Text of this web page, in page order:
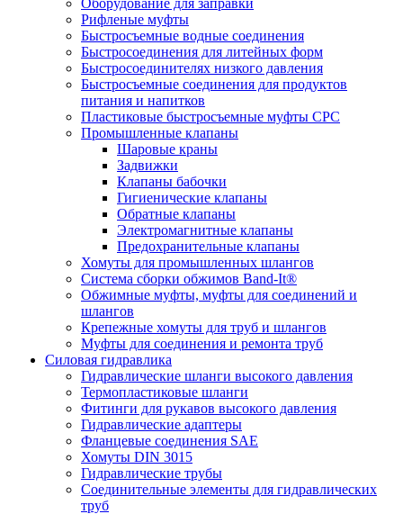
Оборудование для заправки
Рифленые муфты
Быстросъемные водные соединения
Быстросоединения для литейных форм
Быстросоединителях низкого давления
Быстросъемные соединения для продуктов
питания и напитков
Пластиковые быстросъемные муфты CPC
Промышленные клапаны
Шаровые краны
Задвижки
Клапаны бабочки
Гигиенические клапаны
Обратные клапаны
Электромагнитные клапаны
Предохранительные клапаны
Хомуты для промышленных шлангов
Система сборки обжимов Band-It®
Обжимные муфты, муфты для соединений и
шлангов
Крепежные хомуты для труб и шлангов
Муфты для соединения и ремонта труб
Силовая гидравлика
Гидравлические шланги высокого давления
Термопластиковые шланги
Фитинги для рукавов высокого давления
Гидравлические адаптеры
Фланцевые соединения SAE
Хомуты DIN 3015
Гидравлические трубы
Соединительные элементы для гидравлических
труб